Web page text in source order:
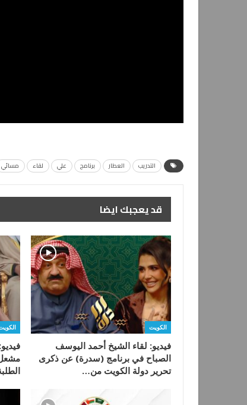
التدريب العطار برنامج علي لقاء مسائي
قد يعجبك ايضا
الكويت
فيديو: لقاء الشيخ أحمد اليوسف
الصباح في برنامج (سدرة) عن ذكرى
تحرير دولة الكويت من…